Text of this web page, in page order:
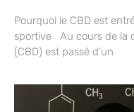
Pourquoi le CBD est
sportive Au cours de la
(CBD) est passé d’un